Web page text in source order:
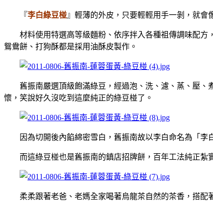
『李白綠豆椪』輕薄的外皮，只要輕輕用手一剝，就會
材料使用特選高等級麵粉、依序拌入各種祖傳調味配方
鴛鴦餅、打狗酥都是採用油酥皮製作。
舊振南嚴選頂級飽滿綠豆，經過泡、洗、濾、蒸、壓、
懷，笑說好久沒吃到這麼純正的綠豆椪了。
因為切開後內餡綿密雪白，舊振南故以李白命名為「李
而這綠豆椪也是舊振南的鎮店招牌餅，百年工法純正紮
柔柔跟著老爸、老媽全家喝著烏龍茶自然的茶香，搭配